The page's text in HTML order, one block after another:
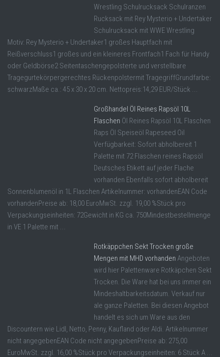
Wrestling Schulrucksack Schulranzen
Rucksack mit Rey Mysterio + Undertaker
Schulrucksack mit WWE Wrestling
Motiv: Rey Mysterio + Undertaker1 großes Hauptfach mit
Reißverschluss1 großes und ein kleineres Frontfach1 Fach für Handy
oder Geldbörse2 Seitentaschengepolsterte und verstellbare
Tragegurtekörpergerechtes Rückenpolstermit TragegriffGrundfarbe:
schwarzMaße ca.: 45 x 30 x 20 cm. Nettopreis:14,29 EUR/Stück ...
Großhandel Öl Reines Rapsöl 10L
Flaschen Öl Reines Rapsöl 10L Flaschen
Raps Öl Speiseöl Rapeseed Oil
Verfügbarkeit: Sofort abholbereit 1
Palette mit 72 Flaschen reines Rapsöl
Deutsches Etikett auf jeder Flache
vorhanden Ebenfalls sofort abholbereit
Sonnenblumenöl in 1L Flaschen Artikelnummer: vorhandenEAN Code
vorhandenPreise ab: 18,00 EuroMwSt. zzgl. 19,00 %Stück pro
Verpackungseinheiten: 72Gewicht in KG ca. 750Mindestbestellmenge
in VE 1 Palette mit ...
Rotkäppchen Sekt Trocken große
Mengen mit MHD vorhanden Angeboten
wird hier Palettenware Rotkäpchen Sekt
Trocken. Die Ware hat bei uns immer ein
Mindeshaltbarkeitsdatum. Verkauf nur
ale ganze Paletten. Bei diesen Angebot
handelt es sich um Ware aus den
Discountern wie Lidl, Netto, Penny, Kaufland oder Aldi. Artikelnummer
nicht angegebenEAN Code nicht angegebenPreise ab: 275,00
EuroMwSt. zzgl. 16,00 %Stück pro Verpackungseinheiten: 6 Stück A ...